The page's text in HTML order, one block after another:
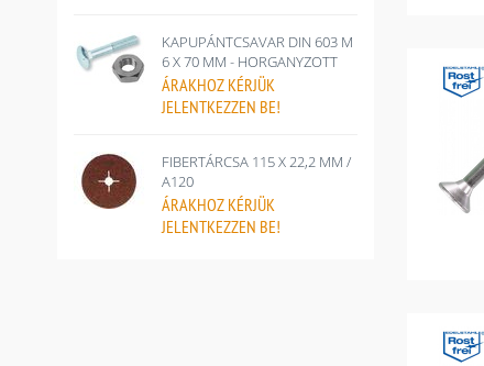
KAPUPÁNTCSAVAR DIN 603 M
6 X 70 MM - HORGANYZOTT
ÁRAKHOZ KÉRJÜK
JELENTKEZZEN BE!
FIBERTÁRCSA 115 X 22,2 MM /
A120
ÁRAKHOZ KÉRJÜK
JELENTKEZZEN BE!